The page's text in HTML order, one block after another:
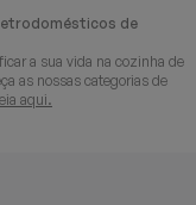
de
a sua vida na cozinha de
as nossas categorias de
aqui.